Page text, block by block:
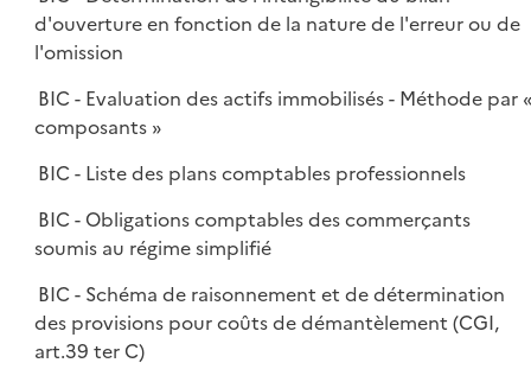
d'ouverture en fonction de la nature de l'erreur ou de
l'omission
BIC - Evaluation des actifs immobilisés - Méthode par
composants »
BIC - Liste des plans comptables professionnels
BIC - Obligations comptables des commerçants
soumis au régime simplifié
BIC - Schéma de raisonnement et de détermination
des provisions pour coûts de démantèlement (CGI,
art.39 ter C)